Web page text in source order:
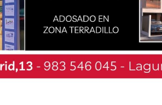
de las etapas, que arrancarán
una Contrarreloj Individual de
que, «quien gane esta
El sábado, la segunda etapa
kilómetros en un circuito de